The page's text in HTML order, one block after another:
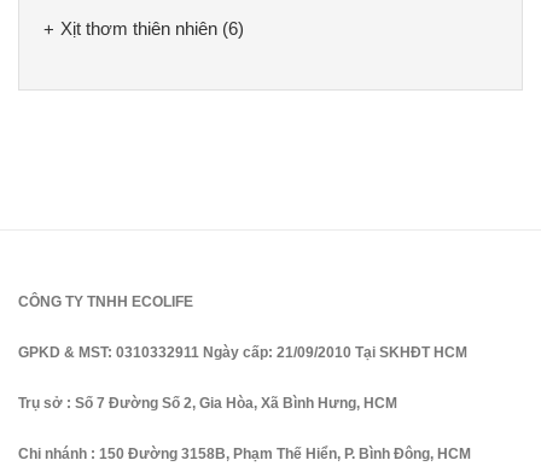
Xịt thơm thiên nhiên (6)
CÔNG TY TNHH ECOLIFE
GPKD & MST: 0310332911 Ngày cấp: 21/09/2010 Tại SKHĐT HCM
Trụ sở : Số 7 Đường Số 2, Gia Hòa, Xã Bình Hưng, HCM
Chi nhánh : 150 Đường 3158B, Phạm Thế Hiển, P. Bình Đông, HCM